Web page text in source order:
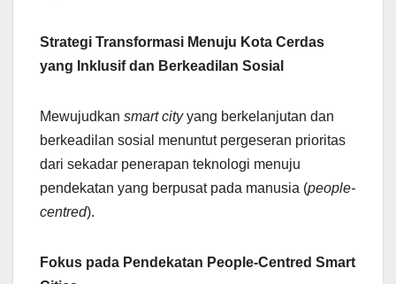
Strategi Transformasi Menuju Kota Cerdas
yang Inklusif dan Berkeadilan Sosial
Mewujudkan smart cityyang berkelanjutan dan
berkeadilan sosial menuntut pergeseran prioritas
dari sekadar penerapan teknologi menuju
pendekatan yang berpusat pada manusia (people-
centred).
Fokus pada Pendekatan People-Centred Smart